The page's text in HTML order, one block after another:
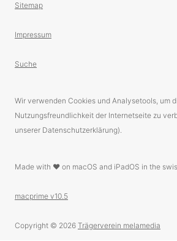
Sitemap
Impressum
Suche
Wir verwenden Cookies und Analysetools, um
Nutzungsfreundlichkeit der Internetseite zu
unserer Datenschutzerklärung).
Made with ❤️ on macOS and iPadOS in the
macprime v10.5
Copyright © 2026 Trägerverein melamedia